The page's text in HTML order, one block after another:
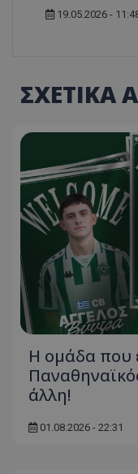
19.05.2026 -
ΣΧΕΤΙΚΑ
Η ομάδα που
άλλη!
01.08.2026 - 22:31